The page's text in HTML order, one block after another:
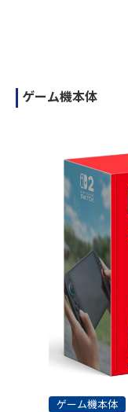
ゲーム機本体
ゲーム機本体